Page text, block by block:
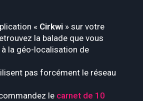
« Cirkwi » sur votre
la balade que vous
la géo-localisation de
pas forcément le réseau
le carnet de 10